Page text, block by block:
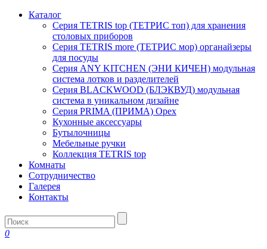
Каталог
Серия TETRIS top (ТЕТРИС топ) для хранения
столовых приборов
Серия TETRIS more (ТЕТРИС мор) органайзеры
для посуды
Серия ANY KITCHEN (ЭНИ КИЧЕН) модульная
система лотков и разделителей
Серия BLACKWOOD (БЛЭКВУД) модульная
система в уникальном дизайне
Серия PRIMA (ПРИМА) Орех
Кухонные аксессуары
Бутылочницы
Мебельные ручки
Коллекция TETRIS top
Комнаты
Сотрудничество
Галерея
Контакты
0